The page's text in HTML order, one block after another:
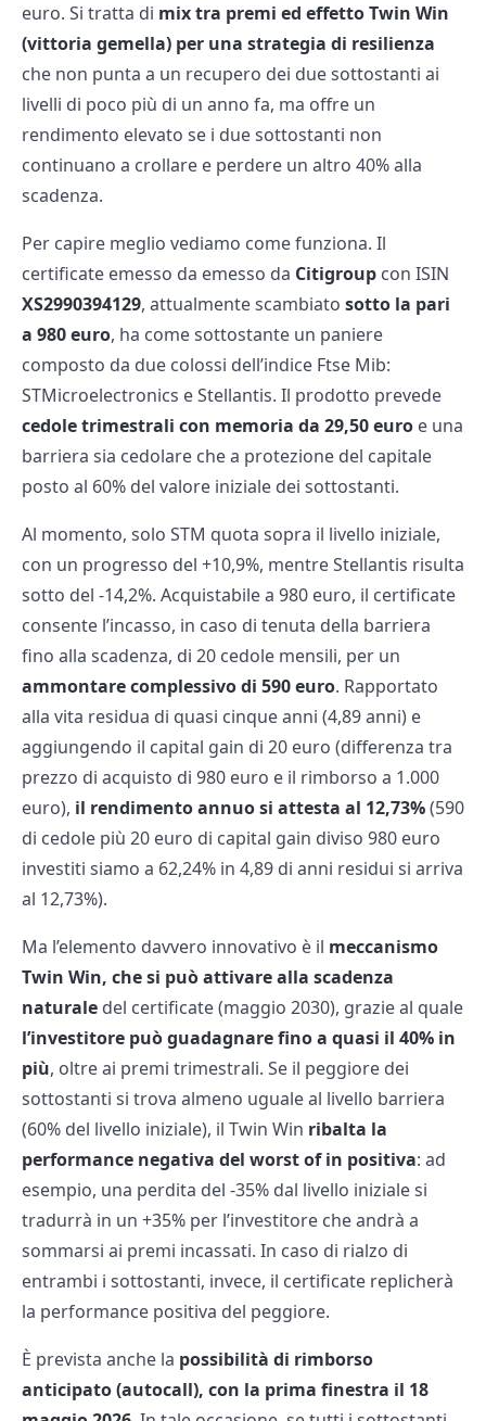
euro. Si tratta di mix tra premi ed effetto Twin Win
(vittoria gemella) per una strategia di resilienza
che non punta a un recupero dei due sottostanti ai
livelli di poco più di un anno fa, ma offre un
rendimento elevato se i due sottostanti non
continuano a crollare e perdere un altro 40% alla
scadenza.
Per capire meglio vediamo come funziona. Il
certificate emesso da emesso da Citigroup con ISIN
XS2990394129, attualmente scambiato sotto la pari
a 980 euro, ha come sottostante un paniere
composto da due colossi dell’indice Ftse Mib:
STMicroelectronics e Stellantis. Il prodotto prevede
cedole trimestrali con memoria da 29,50 euro e una
barriera sia cedolare che a protezione del capitale
posto al 60% del valore iniziale dei sottostanti.
Al momento, solo STM quota sopra il livello iniziale,
con un progresso del +10,9%, mentre Stellantis risulta
sotto del -14,2%. Acquistabile a 980 euro, il certificate
consente l’incasso, in caso di tenuta della barriera
fino alla scadenza, di 20 cedole mensili, per un
ammontare complessivo di 590 euro. Rapportato
alla vita residua di quasi cinque anni (4,89 anni) e
aggiungendo il capital gain di 20 euro (differenza tra
prezzo di acquisto di 980 euro e il rimborso a 1.000
euro), il rendimento annuo si attesta al 12,73%(590
di cedole più 20 euro di capital gain diviso 980 euro
investiti siamo a 62,24% in 4,89 di anni residui si arriva
al 12,73%).
Ma l’elemento davvero innovativo è il meccanismo
Twin Win, che si può attivare alla scadenza
naturale del certificate (maggio 2030), grazie al quale
l’investitore può guadagnare fino a quasi il 40% in
più, oltre ai premi trimestrali. Se il peggiore dei
sottostanti si trova almeno uguale al livello barriera
(60% del livello iniziale), il Twin Win ribalta la
performance negativa del worst of in positiva: ad
esempio, una perdita del -35% dal livello iniziale si
tradurrà in un +35% per l’investitore che andrà a
sommarsi ai premi incassati. In caso di rialzo di
entrambi i sottostanti, invece, il certificate replicherà
la performance positiva del peggiore.
È prevista anche la possibilità di rimborso
anticipato (autocall), con la prima finestra il 18